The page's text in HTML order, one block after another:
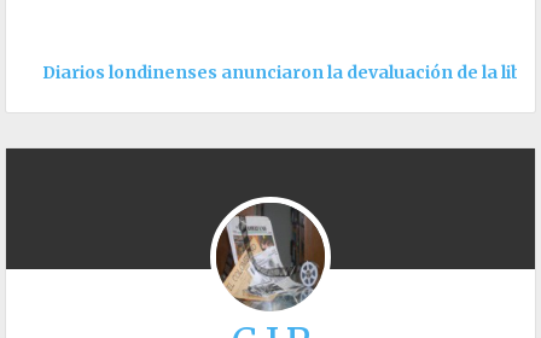
Diarios londinenses anunciaron la devaluación de la